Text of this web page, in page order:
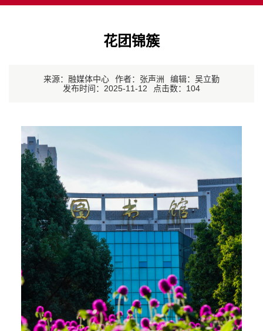
花团锦簇
来源：融媒体中心 作者：张声洲
编辑：吴立勤
发布时间：2025-11-12
点击数： 104